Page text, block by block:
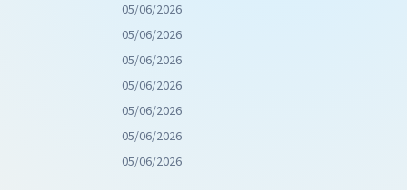
05/06/2026
05/06/2026
05/06/2026
05/06/2026
05/06/2026
05/06/2026
05/06/2026